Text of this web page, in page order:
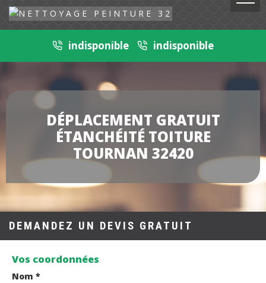
indisponible indisponible
DÉPLACEMENT GRATUIT
ÉTANCHÉITÉ TOITURE
TOURNAN 32420
DEMANDEZ UN DEVIS GRATUIT
Vos coordonnées
Nom *